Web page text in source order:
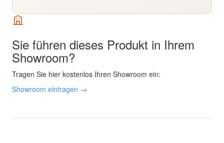
Sie führen dieses Produkt in Ihrem
Showroom?
Tragen Sie hier kostenlos Ihren Showroom ein:
Showroom eintragen →